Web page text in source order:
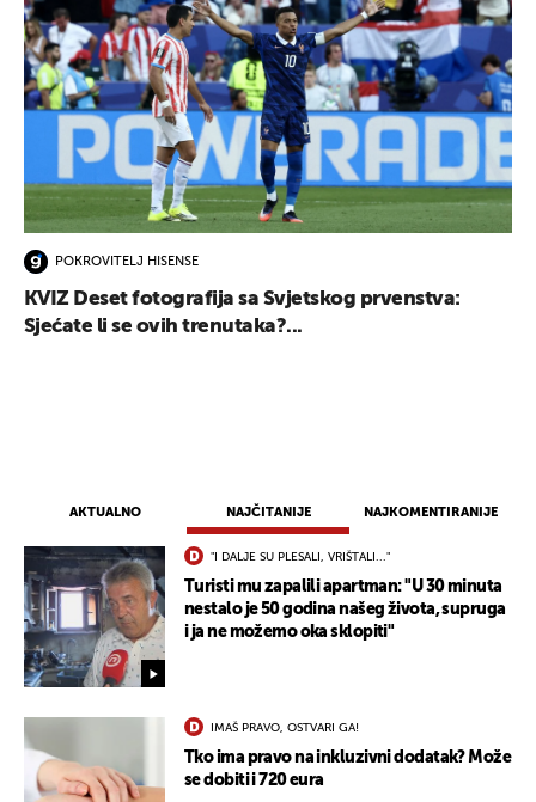
AKTUALNO NAJČITANIJE NAJKOMENTIRANIJE
"I DALJE SU PLESALI, VRIŠTALI..."
Turisti mu zapalili apartman: "U 30 minuta
nestalo je 50 godina našeg života, supruga
i ja ne možemo oka sklopiti"
IMAŠ PRAVO, OSTVARI GA!
Tko ima pravo na inkluzivni dodatak? Može
se dobiti i 720 eura
POKROVITELJ HISENSE
KVIZ Deset fotografija sa Svjetskog prvenstva:
Sjećate li se ovih trenutaka?...